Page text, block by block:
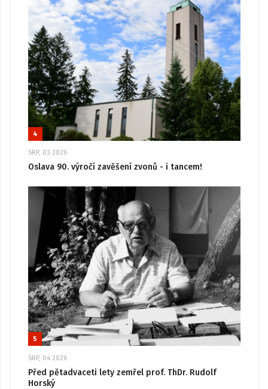
4
SRP, 03 2026
Oslava 90. výročí zavěšení zvonů - i tancem!
5
SRP, 04 2026
Před pětadvaceti lety zemřel prof. ThDr. Rudolf
Horský